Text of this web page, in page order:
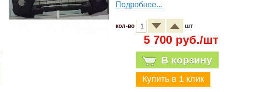
Подробнее...
кол-во шт
5 700 руб./шт
В корзину